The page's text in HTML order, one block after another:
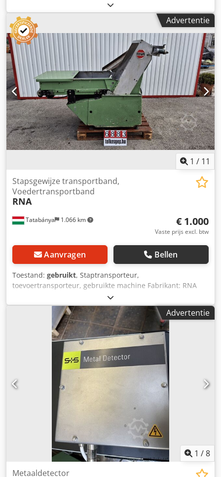
koop aan. Het is een Optisorter, model WS 45200. Het
systeem wordt volledig gedemonteerd en klaargemaakt
voor transport. Codpfoixl S Rsx Ahkjha Technische
gegevens: Bouwjaar: 2011 Telbord: 3F + N + PE,
Stuurspanning: 24 VDC, Voeding: 400 V, 25 A (max.)
Productafmetingen: min. 150x150x5mm, gewicht 0,1kg;
max. 400x280x40mm, gewicht 2kg Capaciteit: 4500
containers per uur Totale lengte: 38 m Breedte: 7 m Aantal
voederstations: 3 stuks. Aantal vleugels: 114 stuks. Totaal
aantal lozingen: 201, waarvan 120 aan de ene kant en 81
aan de andere kant Aantal motoren: 2 stuks.
Machinelocatie: 89-600 Chojnice/Polen Machine is
gedemonteerd, droog opgeslagen en klaar voor
verzending. Neem contact met me op als je geïnteresseerd
bent
Advertentie
1 / 11
Tatabánya 1.066 km
Stapsgewijze transportband,
Voedertransportband
RNA
€ 1.000
Vaste prijs excl. btw
Aanvragen Bellen
Toestand: gebruikt, Staptransporteur,
toevoertransporteur, gebruikte machine Fabrikant: RNA
Model: --- Totale afmetingen: Breedte: 1850 mm Diepte:
1600 mm Hoogte: 1430 mm Elektrische gegevens: 400V
Bandafmeting: 1050 x 560 mm Staptransporteur afmeting:
820 x 610 mm Transportband afmeting: 1580 x 70 mm
(onvolledig) Csdpfsyzmbkox Ahkoha In de staat zoals
getoond op de foto's!
Advertentie
1 /8
Metaaldetector